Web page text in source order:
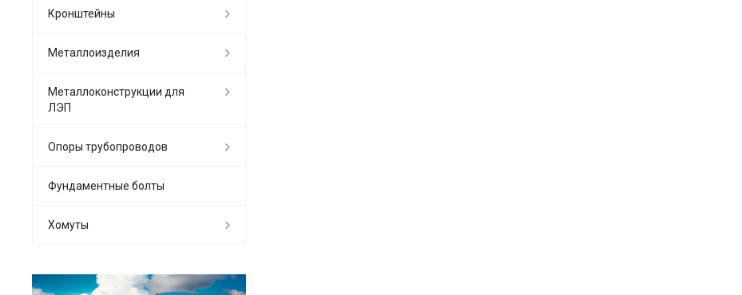
Кронштейны
Металлоизделия
Металлоконструкции для
ЛЭП
Опоры трубопроводов
Фундаментные болты
Хомуты